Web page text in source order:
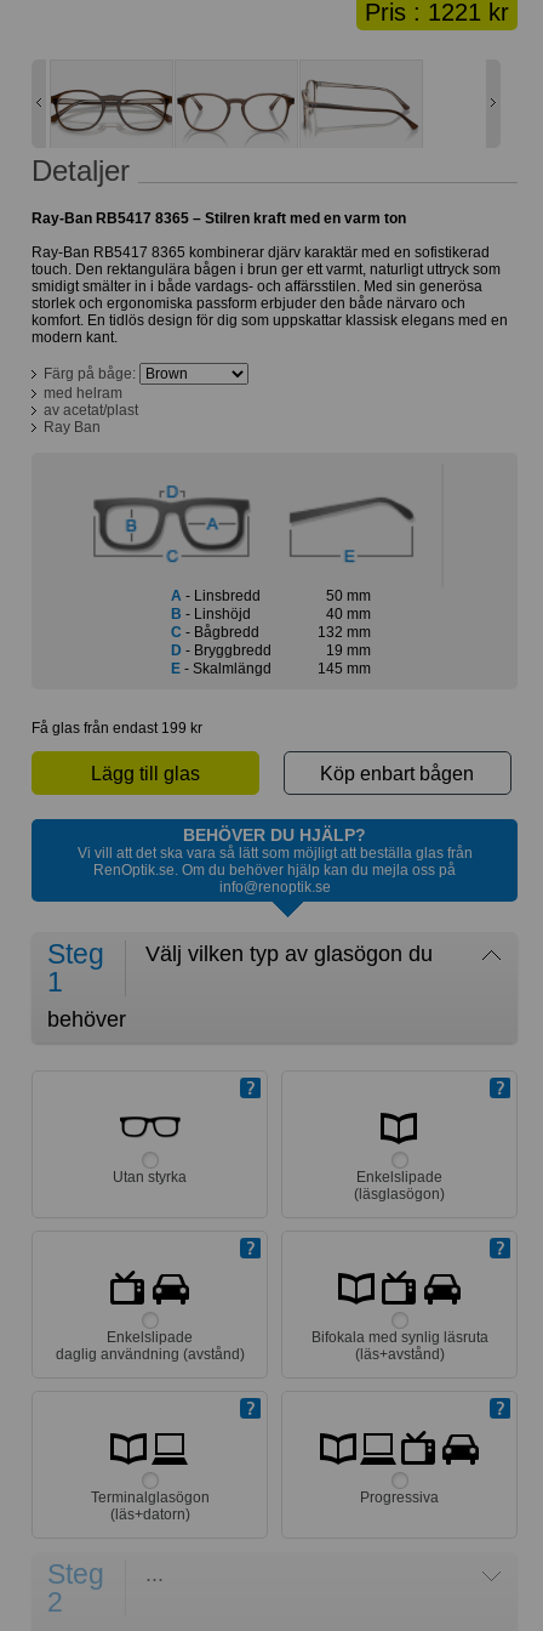
Lånekorg: 0 bågar
Pris : 1221 kr
Detaljer
Ray-Ban RB5417 8365 – Stilren kraft med en varm ton
Ray-Ban RB5417 8365 kombinerar djärv karaktär med en sofistikerad
touch. Den rektangulära bågen i brun ger ett varmt, naturligt uttryck som
smidigt smälter in i både vardags- och affärsstilen. Med sin generösa
storlek och ergonomiska passform erbjuder den både närvaro och
komfort. En tidlös design för dig som uppskattar klassisk elegans med en
modern kant.
Färg på båge:
med helram
av acetat/plast
Ray Ban
A - Linsbredd
50 mm
B - Linshöjd
40 mm
C - Bågbredd
132 mm
D - Bryggbredd
19 mm
E- Skalmlängd 145 mm
Få glas från endast 199 kr
Lägg till glas Köp enbart bågen
BEHÖVER DU HJÄLP?
Vi vill att det ska vara så lätt som möjligt att beställa glas från
RenOptik.se. Om du behöver hjälp kan du mejla oss på
info@renoptik.se
Steg
1
Välj vilken typ av glasögon du
behöver
Utan styrka
Enkelslipade
(läsglasögon)
Enkelslipade
daglig användning (avstånd)
Bifokala med synlig läsruta
(läs+avstånd)
Terminalglasögon
(läs+datorn)
Progressiva
Steg
2
...